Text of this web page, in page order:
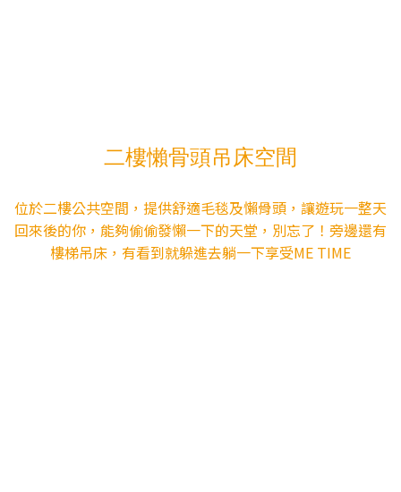
二樓懶骨頭吊床空間
位於二樓公共空間，提供舒適毛毯及懶骨頭，讓遊玩一整天
回來後的你，能夠偷偷發懶一下的天堂，別忘了！旁邊還有
樓梯吊床，有看到就躲進去躺一下享受ME TIME